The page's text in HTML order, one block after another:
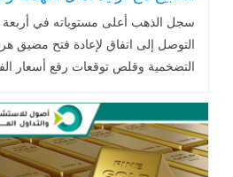
الأمريكية
سجل الذهب أعلى مستوياته في أربعة
التوصل إلى اتفاق لإعادة فتح مضيق
التضخمية وقلص توقعات رفع أسعار